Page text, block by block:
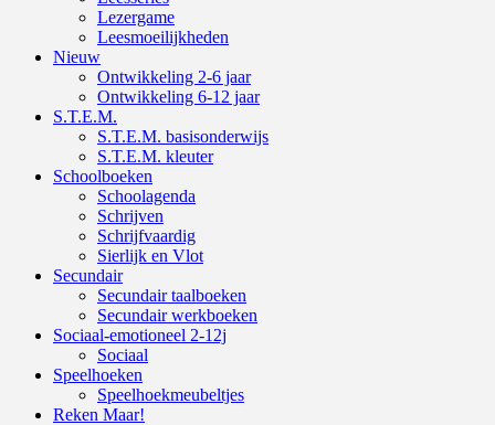
Lezergame
Leesmoeilijkheden
Nieuw
Ontwikkeling 2-6 jaar
Ontwikkeling 6-12 jaar
S.T.E.M.
S.T.E.M. basisonderwijs
S.T.E.M. kleuter
Schoolboeken
Schoolagenda
Schrijven
Schrijfvaardig
Sierlijk en Vlot
Secundair
Secundair taalboeken
Secundair werkboeken
Sociaal-emotioneel 2-12j
Sociaal
Speelhoeken
Speelhoekmeubeltjes
Reken Maar!